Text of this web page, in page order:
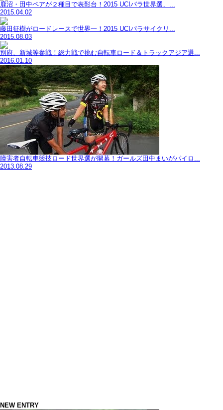
鹿沼・田中ペアが２種目で表彰台！2015 UCIパラ世界選、...
2015.04.02
藤田征樹がロードレースで世界一！2015 UCIパラサイクリ...
2015.08.03
別府、新城等参戦！総力戦で挑む自転車ロード＆トラックアジア選...
2016.01.10
障害者自転車競技ロード世界選が開幕！ガールズ田中まいがパイロ...
2013.08.29
NEW ENTRY